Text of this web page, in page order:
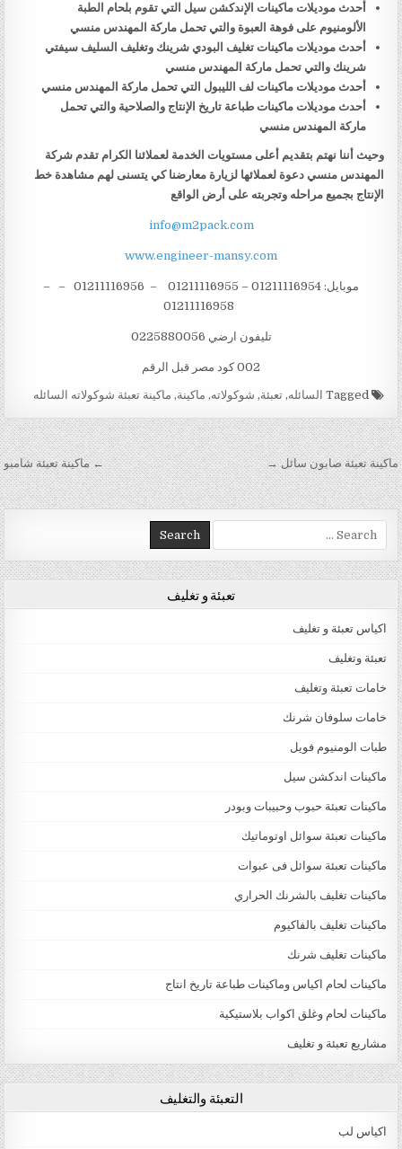
أحدث موديلات ماكينات الإندكشن سيل التي تقوم بلحام الطبة
الألومنيوم على فوهة العبوة والتي تحمل ماركة المهندس منسي
أحدث موديلات ماكينات تغليف البودي شرينك وتغليف السليف سيفتي
شرينك والتي تحمل ماركة المهندس منسي
أحدث موديلات ماكينات لف الليبول التي تحمل ماركة المهندس منسي
أحدث موديلات ماكينات طباعة تاريخ الإنتاج والصلاحية والتي تحمل
ماركة المهندس منسي
وحيث أننا نهتم بتقديم أعلى مستويات الخدمة لعملائنا الكرام تقدم شركة
المهندس منسي دعوة لعملائها لزيارة معارضنا كي يتسنى لهم مشاهدة خط
الإنتاج بجميع مراحله وتجربته على أرض الواقع
info@m2pack.com
www.engineer-mansy.com
موبايل: 01211116954 – 01211116955 – 01211116956 – –
تليفون ارضي 0225880056
002 كود مصر قبل الرقم
Tagged السائله,تعبئة, شوكولاته, ماكينة, ماكينة تعبئة شوكولاته السائله
تصفّح المقالات ← ماكينة تعبئة شامبو ماكينة تعبئة صابون سائل →
Search for:
تعبئة و تغليف
اكياس تعبئة و تغليف
تعبئة وتغليف
خامات تعبئة وتغليف
خامات سلوفان شرنك
طبات الومنيوم فويل
ماكينات اندكشن سيل
ماكينات تعبئة حبوب وحبيبات وبودر
ماكينات تعبئة سوائل اوتوماتيك
ماكينات تعبئة سوائل فى عبوات
ماكينات تغليف بالشرنك الحراري
ماكينات تغليف بالفاكيوم
ماكينات تغليف شرنك
ماكينات لحام اكياس وماكينات طباعة تاريخ انتاج
ماكينات لحام وغلق اكواب بلاستيكية
مشاريع تعبئة و تغليف
التعبئة والتغليف
اكياس لب